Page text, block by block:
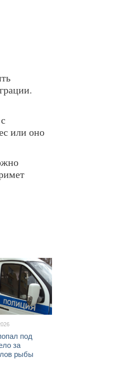
или оно
под
за
рыбы